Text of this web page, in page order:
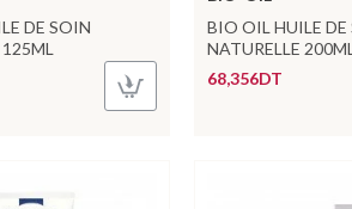
DE SOIN
125ML
BIO OIL HUILE DE
NATURELLE
68,356DT